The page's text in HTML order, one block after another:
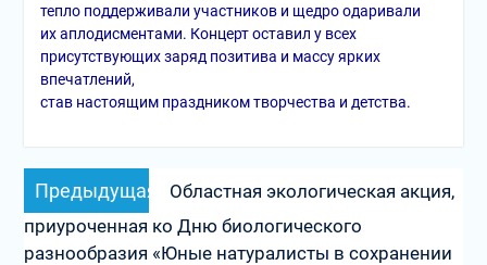
тепло поддерживали участников и щедро одаривали
их аплодисментами. Концерт оставил у всех
присутствующих заряд позитива и массу ярких
впечатлений,
став настоящим праздником творчества и детства.
Навигация
по
записям
Предыдущая
Предыдущая
запись:
Областная экологическая акция,
приуроченная ко Дню биологического
разнообразия «Юные натуралисты в сохранении